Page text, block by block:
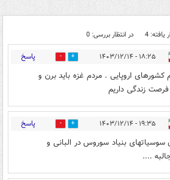
یافته: 4 در انتظار بررسی: 0
۱۸:۲۵ - ۱۴۰۳/۱۲/۱۴ 0 پاسخ
اروپایی . مردم غزه باید برن و
زندگی داریم
۱۹:۳۵ - ۱۴۰۳/۱۲/۱۴ 1 پاسخ
سوسیاتهای بنیاد سوروس در البانی و
....